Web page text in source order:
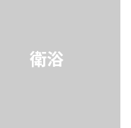
衛浴